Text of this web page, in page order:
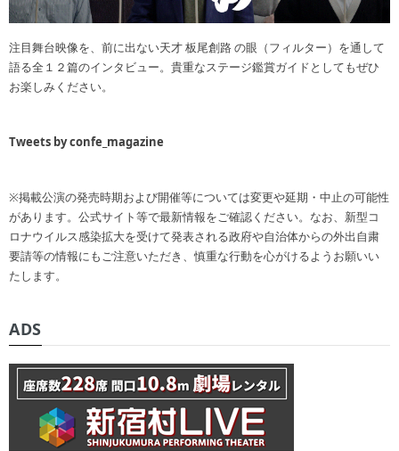
注目舞台映像を、前に出ない天才 板尾創路 の眼（フィルター）を通して
語る全１２篇のインタビュー。貴重なステージ鑑賞ガイドとしてもぜひ
お楽しみください。
Tweets by confe_magazine
※掲載公演の発売時期および開催等については変更や延期・中止の可能性
があります。公式サイト等で最新情報をご確認ください。なお、新型コ
ロナウイルス感染拡大を受けて発表される政府や自治体からの外出自粛
要請等の情報にもご注意いただき、慎重な行動を心がけるようお願いい
たします。
ADS